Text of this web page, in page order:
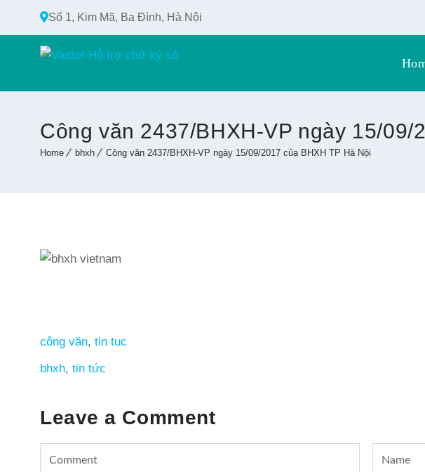
Số 1, Kim Mã, Ba Đình, Hà Nội
Công văn 2437/BHXH-VP ngày 15/09/
Home bhxh Công văn 2437/BHXH-VP ngày 15/09/2017 của BHXH TP Hà Nội
công văn, tin tuc
bhxh, tin tức
Leave a Comment